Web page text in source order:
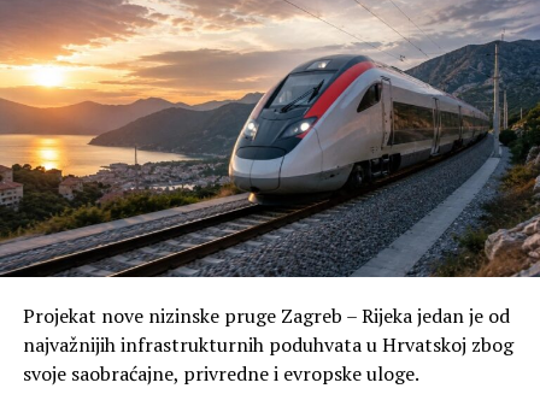
Projekat nove nizinske pruge Zagreb – Rijeka jedan je od
najvažnijih infrastrukturnih poduhvata u Hrvatskoj zbog
svoje saobraćajne, privredne i evropske uloge.